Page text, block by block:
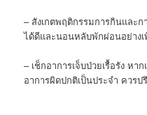
– สังเกตพฤติกรรมการกินและ
ได้ดีและนอนหลับพักผ่อนอย่างเ
– เช็กอาการเจ็บป่วยเรื้อรัง ห
อาการผิดปกติเป็นประจำ ควร